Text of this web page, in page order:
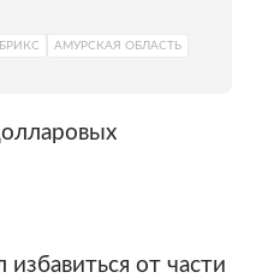
компанию
задумана как
и средних
компании, а в
совета
2022 года
около 30
БРИКС
АМУРСКАЯ ОБЛАСТЬ
от части